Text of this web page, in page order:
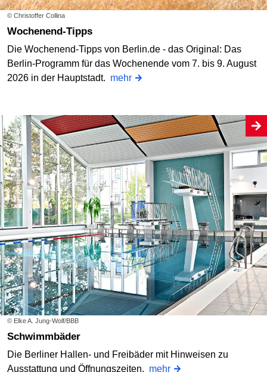
© Christoffer Collina
Wochenend-Tipps
Die Wochenend-Tipps von Berlin.de - das Original: Das
Berlin-Programm für das Wochenende vom 7. bis 9. August
2026 in der Hauptstadt. mehr
© Elke A. Jung-Wolf/BBB
Schwimmbäder
Die Berliner Hallen- und Freibäder mit Hinweisen zu
Ausstattung und Öffnungszeiten. mehr